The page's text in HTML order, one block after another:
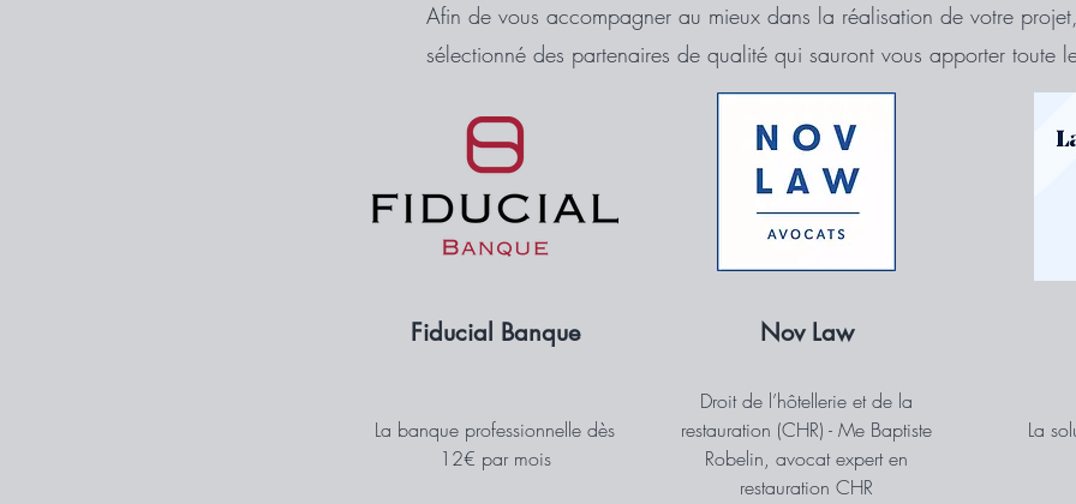
Afin de vous accompagner au mieux dans la réalisation de votre
sélectionné des partenaires de qualité qui sauront vous apporter toute
Fiducial Banque Nov Law
La banque professionnelle dès
12€ par mois
Droit de l’hôtellerie et de la
restauration (CHR) - Me Baptiste
Robelin, avocat expert en
restauration CHR
La